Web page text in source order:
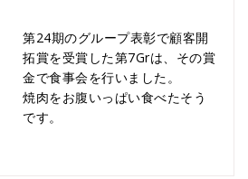
第24期のグループ表彰で顧客開
拓賞を受賞した第7Grは、その賞
金で食事会を行いました。
焼肉をお腹いっぱい食べたそう
です。